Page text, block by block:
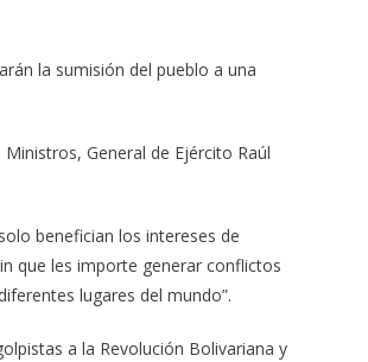
la sumisión del pueblo a una
General de Ejército Raúl
benefician los intereses de
que les importe generar conflictos
lugares del mundo”.
a la Revolución Bolivariana y